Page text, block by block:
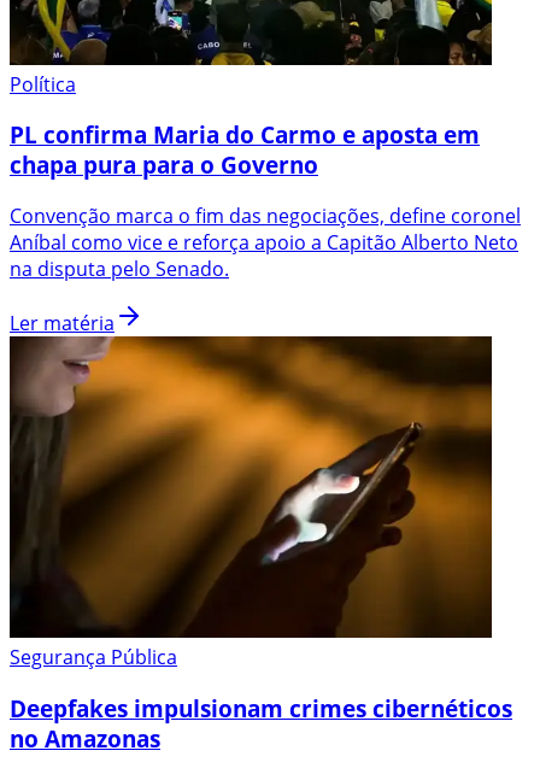
Política
PL confirma Maria do Carmo e aposta em
chapa pura para o Governo
Convenção marca o fim das negociações, define coronel
Aníbal como vice e reforça apoio a Capitão Alberto Neto
na disputa pelo Senado.
Ler matéria
Segurança Pública
Deepfakes impulsionam crimes cibernéticos
no Amazonas